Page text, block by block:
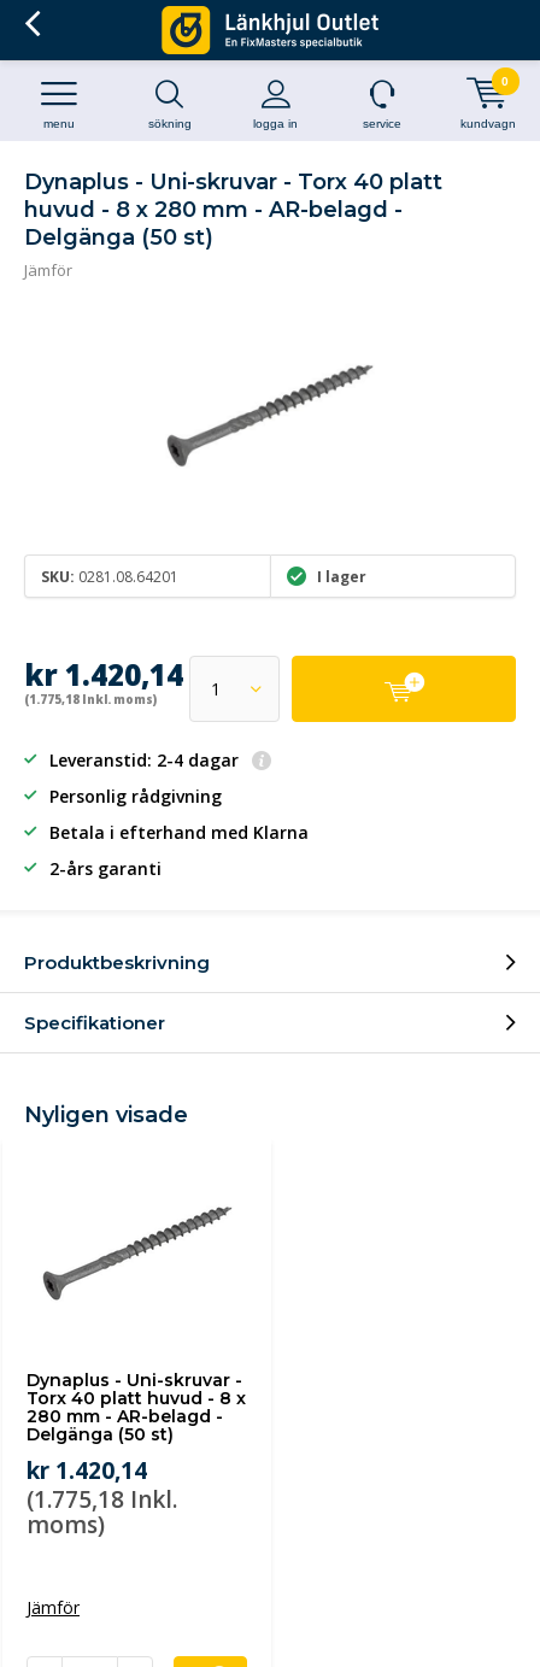
sökning logga in
menu service kundvagn
0
Dynaplus - Uni-skruvar - Torx 40 platt
huvud - 8 x 280 mm - AR-belagd -
Delgänga (50 st)
Jämför
SKU: 0281.08.64201 I lager
kr 1.420,14
(1.775,18 Inkl. moms)
Leveranstid: 2-4 dagar
Personlig rådgivning
Betala i efterhand med Klarna
2-års garanti
Produktbeskrivning
Specifikationer
Nyligen visade
Dynaplus - Uni-skruvar -
Torx 40 platt huvud - 8 x
280 mm - AR-belagd -
Delgänga (50 st)
kr 1.420,14
(1.775,18 Inkl.
moms)
Jämför